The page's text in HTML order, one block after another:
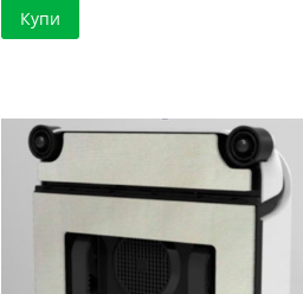
Купи